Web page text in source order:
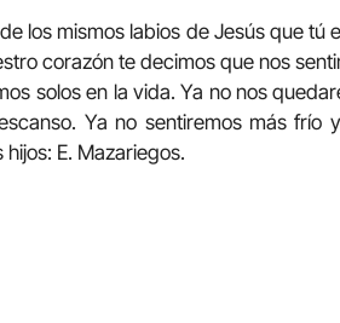
mismos labios de Jesús que tú
corazón te decimos que nos
solos en la vida. Ya no nos
Ya no sentiremos más frío
E. Mazariegos.